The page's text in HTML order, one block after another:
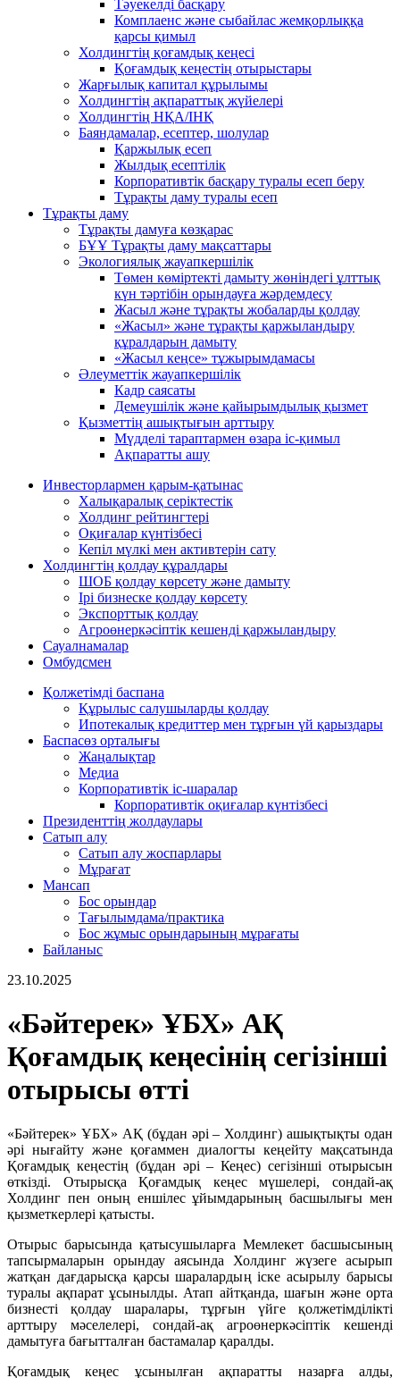
Тәуекелді басқару
Комплаенс және сыбайлас жемқорлыққа
қарсы қимыл
Холдингтің қоғамдық кеңесі
Қоғамдық кеңестің отырыстары
Жарғылық капитал құрылымы
Холдингтің ақпараттық жүйелері
Холдингтің НҚА/ІНҚ
Баяндамалар, есептер, шолулар
Қаржылық есеп
Жылдық есептілік
Корпоративтік басқару туралы есеп беру
Тұрақты даму туралы есеп
Тұрақты даму
Тұрақты дамуға көзқарас
БҰҰ Тұрақты даму мақсаттары
Экологиялық жауапкершілік
Төмен көміртекті дамыту жөніндегі ұлттық
күн тәртібін орындауға жәрдемдесу
Жасыл және тұрақты жобаларды қолдау
«Жасыл» және тұрақты қаржыландыру
құралдарын дамыту
«Жасыл кеңсе» тұжырымдамасы
Әлеуметтік жауапкершілік
Кадр саясаты
Демеушілік және қайырымдылық қызмет
Қызметтің ашықтығын арттыру
Мүдделі тараптармен өзара іс-қимыл
Ақпаратты ашу
Инвесторлармен қарым-қатынас
Халықаралық серіктестік
Холдинг рейтингтері
Оқиғалар күнтізбесі
Кепіл мүлкі мен активтерін сату
Холдингтің қолдау құралдары
ШОБ қолдау көрсету және дамыту
Ірі бизнеске қолдау көрсету
Экспорттық қолдау
Агроөнеркәсіптік кешенді қаржыландыру
Сауалнамалар
Омбудсмен
Қолжетімді баспана
Құрылыс салушыларды қолдау
Ипотекалық кредиттер мен тұрғын үй қарыздары
Баспасөз орталығы
Жаңалықтар
Медиа
Корпоративтік іс-шаралар
Корпоративтік оқиғалар күнтізбесі
Президенттің жолдаулары
Сатып алу
Сатып алу жоспарлары
Мұрағат
Мансап
Бос орындар
Тағылымдама/практика
Бос жұмыс орындарының мұрағаты
Байланыс
23.10.2025
«Бәйтерек» ҰБХ» АҚ
Қоғамдық кеңесінің сегізінші
отырысы өтті
«Бәйтерек» ҰБХ» АҚ (бұдан әрі – Холдинг) ашықтықты одан
әрі нығайту және қоғаммен диалогты кеңейту мақсатында
Қоғамдық кеңестің (бұдан әрі – Кеңес) сегізінші отырысын
өткізді. Отырысқа Қоғамдық кеңес мүшелері, сондай-ақ
Холдинг пен оның еншілес ұйымдарының басшылығы мен
қызметкерлері қатысты.
Отырыс барысында қатысушыларға Мемлекет басшысының
тапсырмаларын орындау аясында Холдинг жүзеге асырып
жатқан дағдарысқа қарсы шаралардың іске асырылу барысы
туралы ақпарат ұсынылды. Атап айтқанда, шағын және орта
бизнесті қолдау шаралары, тұрғын үйге қолжетімділікті
арттыру мәселелері, сондай-ақ агроөнеркәсіптік кешенді
дамытуға бағытталған бастамалар қаралды.
Қоғамдық кеңес ұсынылған ақпаратты назарға алды,